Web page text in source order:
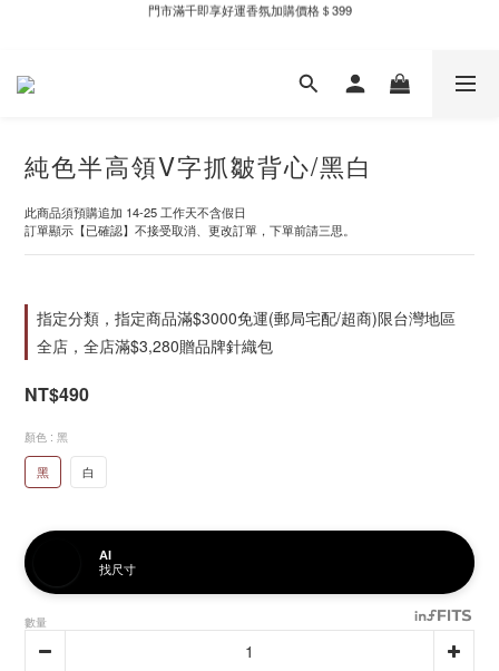
純色半高領V字抓皺背心/黑白
此商品須預購追加 14-25 工作天不含假日
訂單顯示【已確認】不接受取消、更改訂單，下單前請三思。
指定分類，指定商品滿$3000免運(郵局宅配/超商)限台灣地區
全店，全店滿$3,280贈品牌針織包
NT$490
顏色 : 黑
黑 白
AI
找尺寸
數量